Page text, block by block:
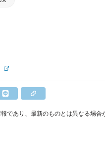
であり、最新のものとは異なる場合